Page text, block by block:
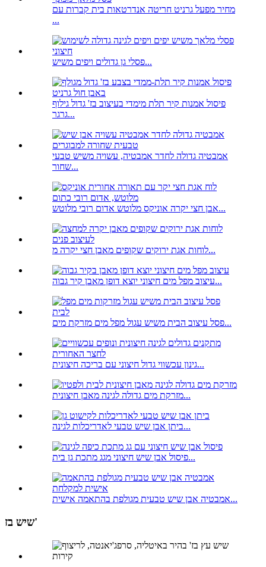
מחיר מפעל גרניט חריטה אנדרטאות בית קברות עם
...
פסלי גן גדולים ויפים משיש...
פיסול אמנות קיר תלת מימדי בעיצוב בז' גדול גילוף
גרגר...
אמבטיה גדולה לחדר אמבטיה, עשויה משיש טבעי
שחור...
אבן חצי יקרה אוניקס מלוטש אדום רובי מלוטש...
לוחות אגת ירוקים שקופים מאבן חצי יקרה מ...
עיצוב מפל מים חיצוני יוצא דופן מאבן קיר גבוה...
פסל עיצוב הבית משיש עגול מפל מים מזרקת מים...
גינון עכשווי גדול חיצוני עם בריכה חיצונית...
מזרקת מים גדולה לגינה מאבן חיצונית...
ביתן אבן שיש טבעי לאדריכלות לגינה...
פיסול אבן שיש חיצוני מגג מתכת גן בית...
אמבטיה אבן שיש טבעית מגולפת בהתאמה אישית...
שיש בז'